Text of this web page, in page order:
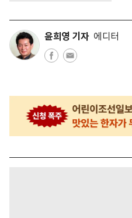
윤희영 기자 에디터